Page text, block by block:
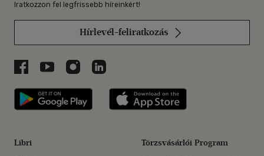
Iratkozzon fel legfrissebb híreinkért!
Hírlevél-feliratkozás
Libri a Facebookon
Libri a Youtube-on
Libri az Instagramon
Libri a LinkedInen
Libri applikáció Szerezd meg: Google
Libri Törzsvásárlói Program